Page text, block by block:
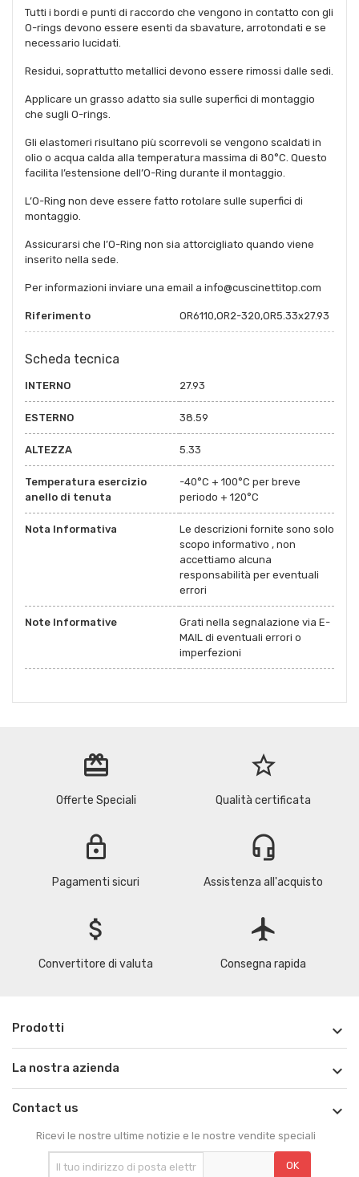
Tutti i bordi e punti di raccordo che vengono in contatto con gli
O-rings devono essere esenti da sbavature, arrotondati e se
necessario lucidati.
Residui, soprattutto metallici devono essere rimossi dalle sedi.
Applicare un grasso adatto sia sulle superfici di montaggio
che sugli O-rings.
Gli elastomeri risultano più scorrevoli se vengono scaldati in
olio o acqua calda alla temperatura massima di 80°C. Questo
facilita l’estensione dell’O-Ring durante il montaggio.
L’O-Ring non deve essere fatto rotolare sulle superfici di
montaggio.
Assicurarsi che l’O-Ring non sia attorcigliato quando viene
inserito nella sede.
Per informazioni inviare una email a info@cuscinettitop.com
Riferimento OR6110,OR2-320,OR5.33x27.93
Scheda tecnica
INTERNO 27.93
ESTERNO 38.59
ALTEZZA 5.33
Temperatura esercizio
anello di tenuta
-40°C + 100°C per breve
periodo + 120°C
Nota Informativa
Le descrizioni fornite sono solo
scopo informativo , non
accettiamo alcuna
responsabilità per eventuali
errori
Note Informative
Grati nella segnalazione via E-
MAIL di eventuali errori o
imperfezioni
redeem
Offerte Speciali
star_border
Qualità certificata
lock
Pagamenti sicuri
headset_mic
Assistenza all'acquisto
attach_money
Convertitore di valuta
flight
Consegna rapida
Prodotti 
La nostra azienda 
Contact us 
Ricevi le nostre ultime notizie e le nostre vendite speciali